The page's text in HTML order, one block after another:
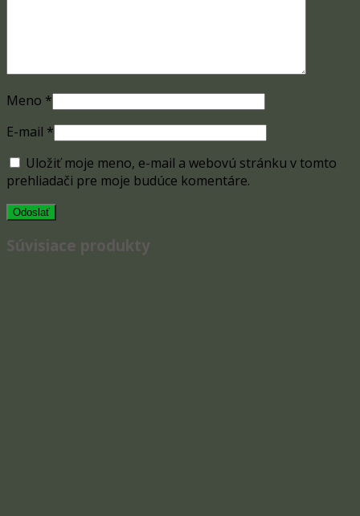
Meno *
E-mail *
Uložiť moje meno, e-mail a webovú stránku v tomto
prehliadači pre moje budúce komentáre.
Súvisiace produkty